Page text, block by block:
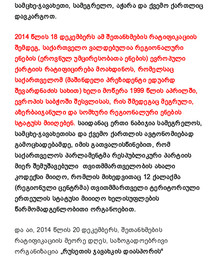
სამცხე-ჯავახეთი, სამეგრელო, აჭარა და ქვემო ქართლიც
დავკარგოთ.
2014 წლის 18 დეკემბერს ამ შეთანხმების რატიფიკაციის
შემდეგ, საქართველო ვალდებულია რეგიონალური
ენების (ეროვნულ უმცირესობათა ენების) ევროპული
ქარტიის რატიფიცირება მოახდინოს, რომელსაც
საქართველომ (მაშინდელი პრეზიდენტი ედუარდ
შევარდნაძის სახით) ხელი მოწერა 1999 წლის აპრილში,
ევროპის საბჭოში შესვლისას, რის შმედეგაც მეგრული,
აზერბაიჯანული და სომხური რეგიონალური ენების
სტატუსს მიიღებენ. საიდანაც ერთი ნაბიჯია სამეგრელოს,
სამცხე-ჯავახეთისა და ქვემო ქართლის ავტონომიებად
გამოცხადებამდე, იმის გათვალისწინებით, რომ
საქართველოს პარლამენტმა რესპუბლიკური პარტიის
მიერ შემუშავებული თვითმმართველობის ახალი
კოდექსი მიიღო, რომლის მიხედვითაც 12 ქალაქმა
(რეგიონული ცენტრმა) თვითმმართველი ტერიტორიული
ერთეულის სტატუსი მიიიღო ხელისუფლების
წარმომადგენლობითი ორგანოებით.
და აი, 2014 წლის 20 დეკემბერს, შეთანხმების
რატიფიკაციის მეორე დღეს, საზოგადოებრივი
ორგანიზაცია „რუსეთის ჯავახკის დიასპორის“